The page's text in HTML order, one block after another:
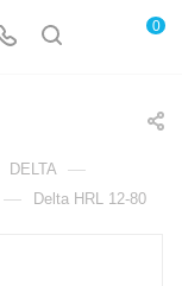
0
DELTA —
— Delta HRL 12-80